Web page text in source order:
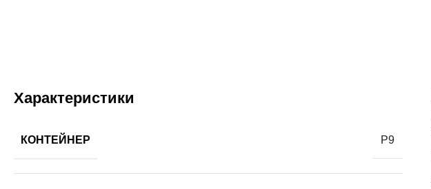
Характеристики
КОНТЕЙНЕР Р9